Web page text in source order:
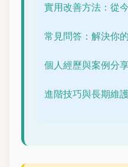
實用改善方法：從
常見問答：解決你
個人經歷與案例分
進階技巧與長期維